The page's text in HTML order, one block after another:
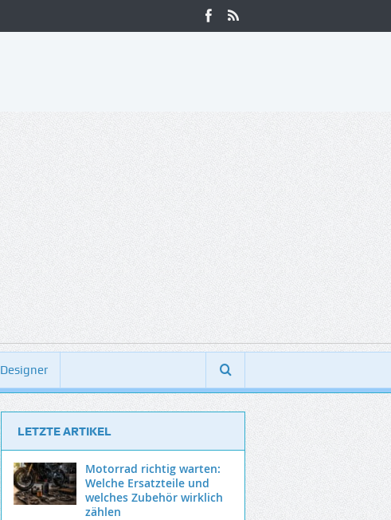
Designer
LETZTE ARTIKEL
Motorrad richtig warten:
Welche Ersatzteile und
welches Zubehör wirklich
zählen